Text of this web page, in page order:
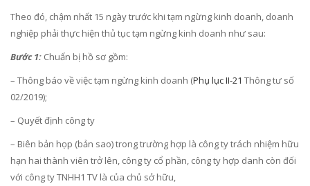
Theo đó, chậm nhất 15 ngày trước khi tạm ngừng kinh doanh, doanh
nghiệp phải thực hiện thủ tục tạm ngừng kinh doanh như sau:
Bước 1: Chuẩn bị hồ sơ gồm:
– Thông báo về việc tạm ngừng kinh doanh (Phụ lục II-21 Thông tư số
02/2019);
– Quyết định công ty
– Biên bản họp (bản sao) trong trường hợp là công ty trách nhiệm hữu
hạn hai thành viên trở lên, công ty cổ phần, công ty hợp danh còn đối
với công ty TNHH1 TV là của chủ sở hữu,